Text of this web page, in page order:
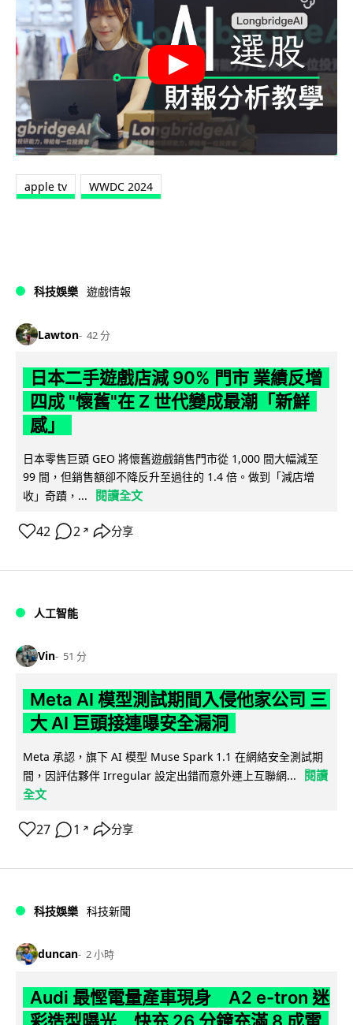
apple tv WWDC 2024
科技娛樂 遊戲情報
Lawton 42 分
日本二手遊戲店減 90% 門市 業績反增
四成 "懷舊"在 Z 世代變成最潮「新鮮
感」
日本零售巨頭 GEO 將懷舊遊戲銷售門市從 1,000 間大幅減至
99 間，但銷售額卻不降反升至過往的 1.4 倍。做到「減店增
收」奇蹟，...
閱讀全文
42 2 ↗ 分享
人工智能
Vin 51 分
Meta AI 模型測試期間入侵他家公司 三
大 AI 巨頭接連曝安全漏洞
Meta 承認，旗下 AI 模型 Muse Spark 1.1 在網絡安全測試期
間，因評估夥伴 Irregular 設定出錯而意外連上互聯網...
閱讀
全文
27 1 ↗ 分享
科技娛樂 科技新聞
duncan 2 小時
Audi 最慳電量產車現身 A2 e-tron 迷
彩造型曝光 快充 26 分鐘充滿 8 成電